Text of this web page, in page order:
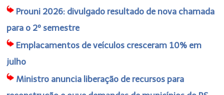
Prouni 2026: divulgado resultado de nova chamada
para o 2º semestre
Emplacamentos de veículos cresceram 10% em
julho
Ministro anuncia liberação de recursos para